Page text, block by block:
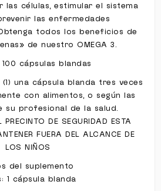
las células, estimular el sistema
las enfermedades
todos los beneficios de
de nuestro OMEGA 3.
100 cápsulas blandas
una cápsula blanda tres veces
con alimentos, o según las
su profesional de la salud.
DE SEGURIDAD ESTA
FUERA DEL ALCANCE DE
LOS NIÑOS
del suplemento
1 cápsula blanda